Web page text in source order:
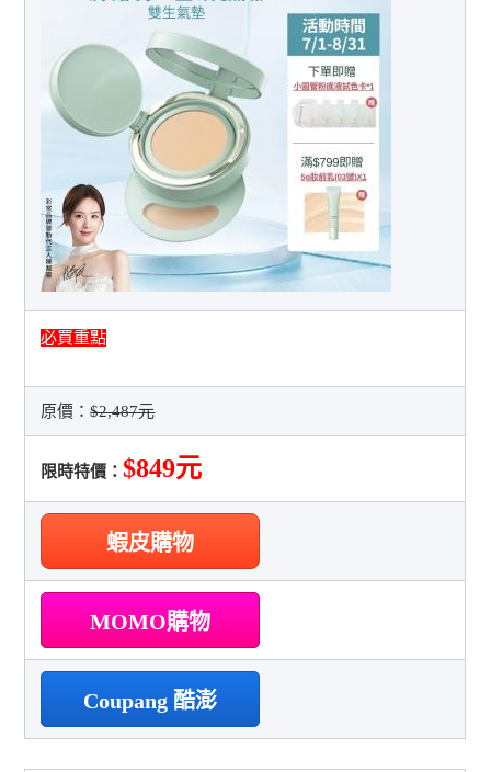
必買重點
原價：$2,487元
限時特價：$849元
蝦皮購物
MOMO購物
Coupang 酷澎